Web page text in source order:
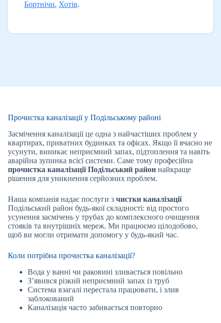
Бортнічи, Хотів.
Прочистка каналізації у Подільському районі
Засмічення каналізації це одна з найчастіших проблем у
квартирах, приватних будинках та офісах. Якщо її вчасно не
усунути, виникає неприємний запах, підтоплення та навіть
аварійна зупинка всієї системи. Саме тому професійна
прочистка каналізації Подільський район найкраще
рішення для уникнення серйозних проблем.
Наша компанія надає послуги з чистки каналізації
Подільський район будь-якої складності: від простого
усунення засмічень у трубах до комплексного очищення
стояків та внутрішніх мереж. Ми працюємо цілодобово,
щоб ви могли отримати допомогу у будь-який час.
Коли потрібна прочистка каналізації?
Вода у ванні чи раковині зливається повільно
З’явився різкий неприємний запах із труб
Система взагалі перестала працювати, і злив
заблокований
Каналізація часто забивається повторно